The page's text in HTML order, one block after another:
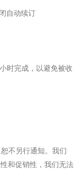
自动续订
时完成，以避免被收
不另行通知。我们
和促销性，我们无法